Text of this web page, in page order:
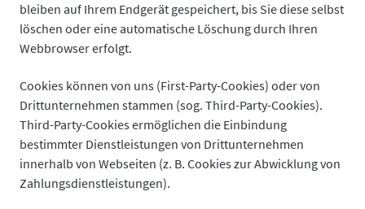
bleiben auf Ihrem Endgerät gespeichert, bis Sie diese selbst
löschen oder eine automatische Löschung durch Ihren
Webbrowser erfolgt.
Cookies können von uns (First-Party-Cookies) oder von
Drittunternehmen stammen (sog. Third-Party-Cookies).
Third-Party-Cookies ermöglichen die Einbindung
bestimmter Dienstleistungen von Drittunternehmen
innerhalb von Webseiten (z. B. Cookies zur Abwicklung von
Zahlungsdienstleistungen).